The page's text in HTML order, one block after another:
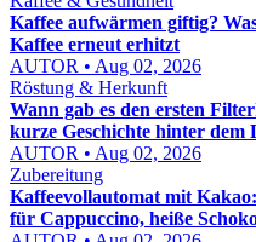
Kaffee aufwärmen giftig?
Kaffee erneut erhitzt
AUTOR • Aug 02, 2026
Röstung & Herkunft
Wann gab es den ersten
kurze Geschichte hinter dem
AUTOR • Aug 02, 2026
Zubereitung
Kaffeevollautomat mit
für Cappuccino, heiße